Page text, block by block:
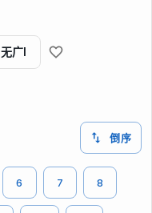
无广I
倒序
6 7 8